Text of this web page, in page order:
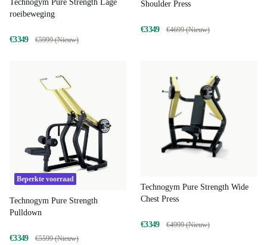
Technogym Pure Strength Lage
roeibeweging
€3349 €5999 (Nieuw)
Shoulder Press
€3349 €4699 (Nieuw)
Beperkte voorraad
Technogym Pure Strength
Pulldown
€3349 €5599 (Nieuw)
Technogym Pure Strength Wide
Chest Press
€3349 €4999 (Nieuw)